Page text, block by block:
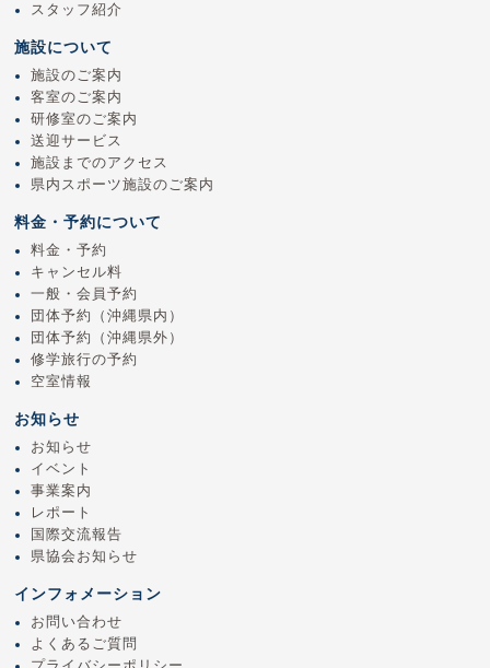
スタッフ紹介
施設について
施設のご案内
客室のご案内
研修室のご案内
送迎サービス
施設までのアクセス
県内スポーツ施設のご案内
料金・予約について
料金・予約
キャンセル料
一般・会員予約
団体予約（沖縄県内）
団体予約（沖縄県外）
修学旅行の予約
空室情報
お知らせ
お知らせ
イベント
事業案内
レポート
国際交流報告
県協会お知らせ
インフォメーション
お問い合わせ
よくあるご質問